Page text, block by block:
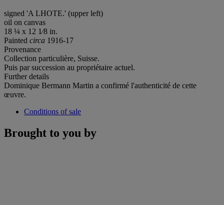
signed 'A LHOTE.' (upper left)
oil on canvas
18 ¼ x 12 1⁄8 in.
Painted circa 1916-17
Provenance
Collection particulière, Suisse.
Puis par succession au propriétaire actuel.
Further details
Dominique Bermann Martin a confirmé l'authenticité de cette
œuvre.
Conditions of sale
Brought to you by